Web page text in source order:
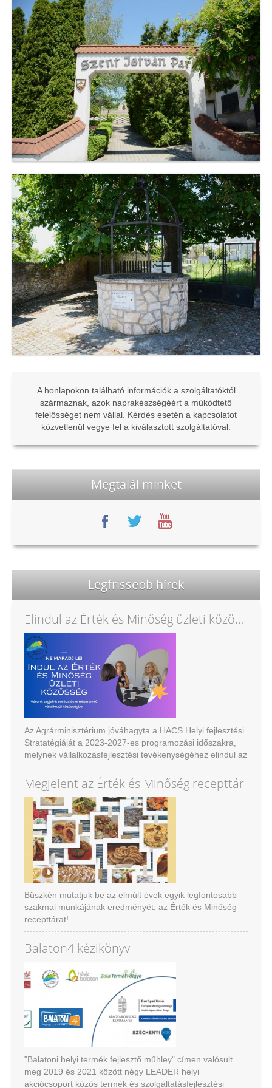
A honlapokon található információk a szolgáltatóktól
származnak, azok naprakészségéért a működtető
felelősséget nem vállal. Kérdés esetén a kapcsolatot
közvetlenül vegye fel a kiválasztott szolgáltatóval.
Megtalál minket
Legfrissebb hírek
Elindul az Érték és Minőség üzleti közösség
Az Agrárminisztérium jóváhagyta a HACS Helyi fejlesztési
Stratatégiáját a 2023-2027-es programozási időszakra,
melynek vállalkozásfejlesztési tevékenységéhez elindul az
Értékés Minőség közösségi marketing program új eleme
az Üzleti közösség.
Megjelent az Érték és Minőség recepttár
Büszkén mutatjuk be az elmúlt évek egyik legfontosabb
szakmai munkájának eredményét, az Érték és Minőség
recepttárat!
Ajánljuk nagy szeretettel!
Balaton4 kézikönyv
"Balatoni helyi termék fejlesztő műhley" címen valósult
meg 2019 és 2021 között négy LEADER helyi
akciócsoport közös termék és szolgáltatásfejlesztési